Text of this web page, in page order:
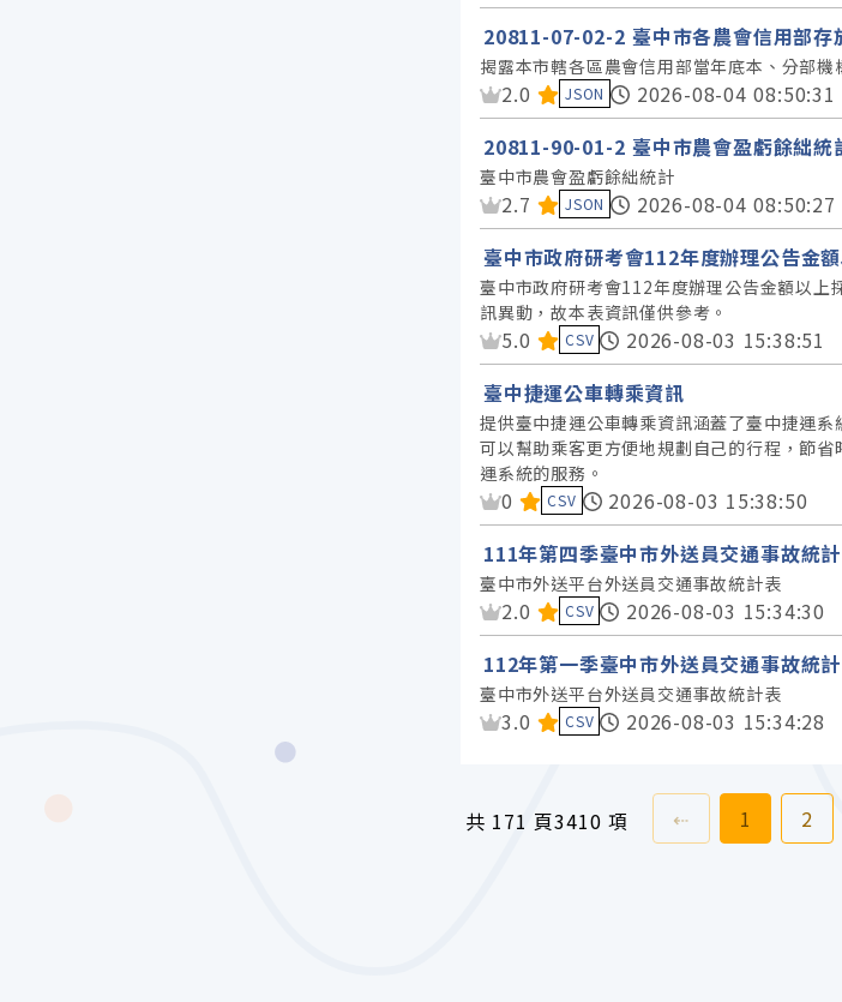
20811-07-02-2 臺中市各農會信用部存
揭露本市轄各區農會信用部當年底本、分部機
資料集評分：
2.0 JSON
2026-08-04 08:50:31
20811-90-01-2 臺中市農會盈虧餘絀統
臺中市農會盈虧餘絀統計
資料集評分：
2.7 JSON
2026-08-04 08:50:27
臺中市政府研考會112年度辦理公告金
臺中市政府研考會112年度辦理公告金額以上
訊異動，故本表資訊僅供參考。
資料集評分：
5.0 CSV
2026-08-03 15:38:51
臺中捷運公車轉乘資訊
提供臺中捷運公車轉乘資訊涵蓋了臺中捷運
可以幫助乘客更方便地規劃自己的行程，節
運系統的服務。
資料集評分：
0 CSV
2026-08-03 15:38:50
111年第四季臺中市外送員交通事故統計
臺中市外送平台外送員交通事故統計表
資料集評分：
2.0 CSV
2026-08-03 15:34:30
112年第一季臺中市外送員交通事故統計
臺中市外送平台外送員交通事故統計表
資料集評分：
3.0 CSV 2026-08-03 15:34:28
共 171 頁3410 項 ⇠上一頁前往
1 前往
2